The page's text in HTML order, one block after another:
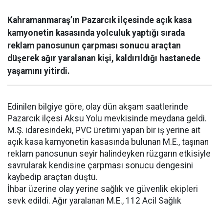
Kahramanmaraş’ın Pazarcık ilçesinde açık kasa
kamyonetin kasasında yolculuk yaptığı sırada
reklam panosunun çarpması sonucu araçtan
düşerek ağır yaralanan kişi, kaldırıldığı hastanede
yaşamını yitirdi.
Edinilen bilgiye göre, olay dün akşam saatlerinde
Pazarcık ilçesi Aksu Yolu mevkisinde meydana geldi.
M.Ş. idaresindeki, PVC üretimi yapan bir iş yerine ait
açık kasa kamyonetin kasasında bulunan M.E., taşınan
reklam panosunun seyir halindeyken rüzgarın etkisiyle
savrularak kendisine çarpması sonucu dengesini
kaybedip araçtan düştü.
İhbar üzerine olay yerine sağlık ve güvenlik ekipleri
sevk edildi. Ağır yaralanan M.E., 112 Acil Sağlık